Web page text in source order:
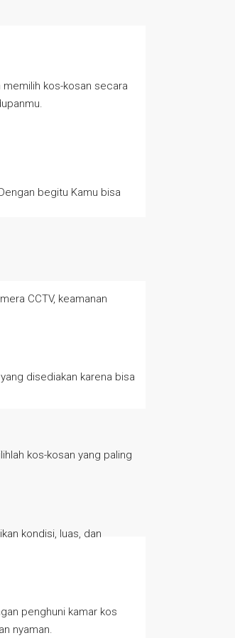
kos-kosan secara
begitu Kamu bisa
CCTV, keamanan
disediakan karena bisa
kos-kosan yang paling
kondisi, luas, dan
penghuni kamar kos
nyaman.